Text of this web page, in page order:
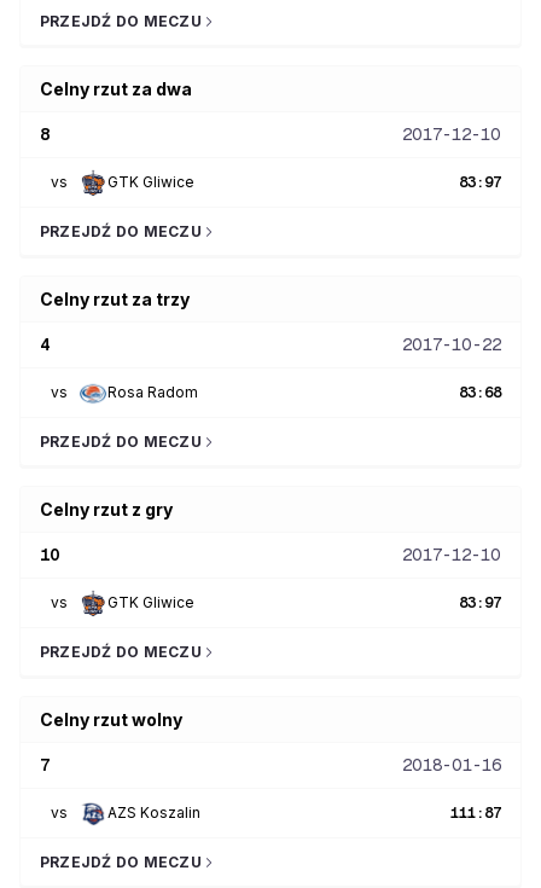
PRZEJDŹ DO MECZU
Celny rzut za dwa
8 2017-12-10
vs GTK Gliwice 83 : 97
PRZEJDŹ DO MECZU
Celny rzut za trzy
4 2017-10-22
vs Rosa Radom 83 : 68
PRZEJDŹ DO MECZU
Celny rzut z gry
10 2017-12-10
vs GTK Gliwice 83 : 97
PRZEJDŹ DO MECZU
Celny rzut wolny
7 2018-01-16
vs AZS Koszalin 111 : 87
PRZEJDŹ DO MECZU